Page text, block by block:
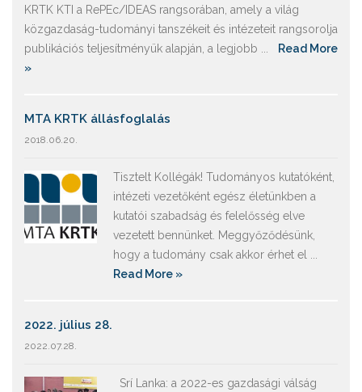
KRTK KTI a RePEc/IDEAS rangsorában, amely a világ
közgazdaság-tudományi tanszékeit és intézeteit rangsorolja
publikációs teljesítményük alapján, a legjobb ...
Read More
»
MTA KRTK állásfoglalás
2018.06.20.
Tisztelt Kollégák! Tudományos kutatóként,
intézeti vezetőként egész életünkben a
kutatói szabadság és felelősség elve
vezetett bennünket. Meggyőződésünk,
hogy a tudomány csak akkor érhet el ...
Read More »
2022. július 28.
2022.07.28.
Srí Lanka: a 2022-es gazdasági válság